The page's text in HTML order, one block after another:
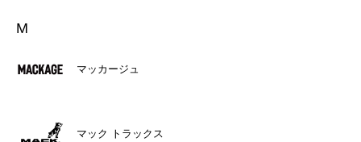
M
マッカージュ
マック トラックス